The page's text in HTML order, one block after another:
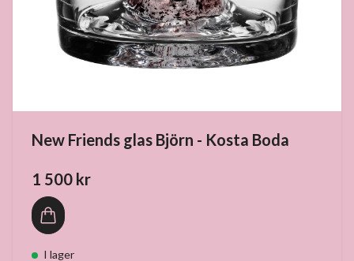
New Friends glas Björn - Kosta Boda
1 500 kr
I lager